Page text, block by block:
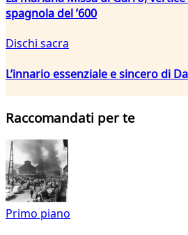
spagnola del ’600
Dischi sacra
L’innario essenziale e sincero di
Raccomandati per te
Primo piano